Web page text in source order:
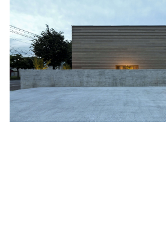
ディズニー
監督別
Quentin Tarantino
Jim Jarmusch
作曲家・アーティスト別
Adan Jodorowsky (アダン・ホドロフスキー)
The Style Council
Joy Division
Talking Heads